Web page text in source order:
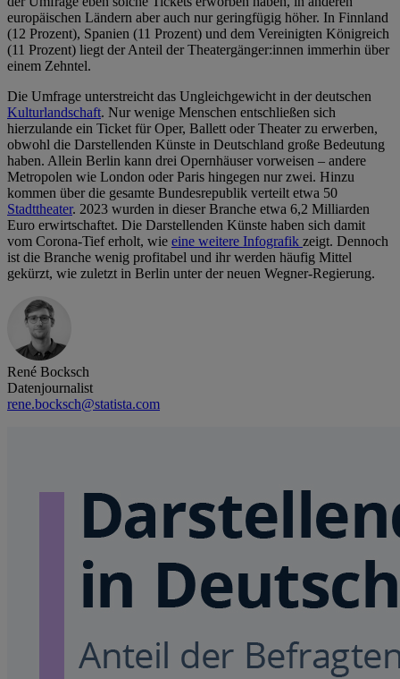
europäischen Ländern aber auch nur geringfügig höher. In Finnland
(12 Prozent), Spanien (11 Prozent) und dem Vereinigten Königreich
(11 Prozent) liegt der Anteil der Theatergänger:innen immerhin über
einem Zehntel.
Die Umfrage unterstreicht das Ungleichgewicht in der deutschen
Kulturlandschaft. Nur wenige Menschen entschließen sich
hierzulande ein Ticket für Oper, Ballett oder Theater zu erwerben,
obwohl die Darstellenden Künste in Deutschland große Bedeutung
haben. Allein Berlin kann drei Opernhäuser vorweisen – andere
Metropolen wie London oder Paris hingegen nur zwei. Hinzu
kommen über die gesamte Bundesrepublik verteilt etwa 50
Stadttheater. 2023 wurden in dieser Branche etwa 6,2 Milliarden
Euro erwirtschaftet. Die Darstellenden Künste haben sich damit
vom Corona-Tief erholt, wie eine weitere Infografik zeigt. Dennoch
ist die Branche wenig profitabel und ihr werden häufig Mittel
gekürzt, wie zuletzt in Berlin unter der neuen Wegner-Regierung.
René Bocksch
Datenjournalist
rene.bocksch@statista.com